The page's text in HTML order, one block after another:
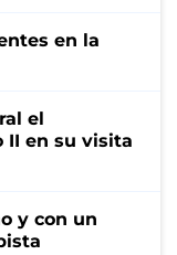
en la
el
II en su visita
y con un